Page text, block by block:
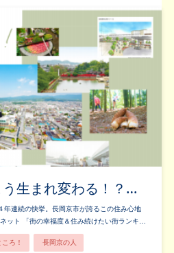
生まれ変わる！？…
連続の快挙。長岡京市が誇るこの住み心地
ット 「街の幸福度＆住み続けたい街ランキ…
ろ！ 長岡京の人